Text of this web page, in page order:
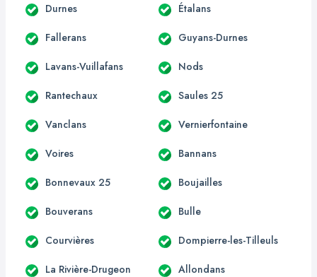
Durnes Étalans
Fallerans Guyans-Durnes
Lavans-Vuillafans Nods
Rantechaux Saules 25
Vanclans Vernierfontaine
Voires Bannans
Bonnevaux 25 Boujailles
Bouverans Bulle
Courvières Dompierre-les-Tilleuls
La Rivière-Drugeon Allondans